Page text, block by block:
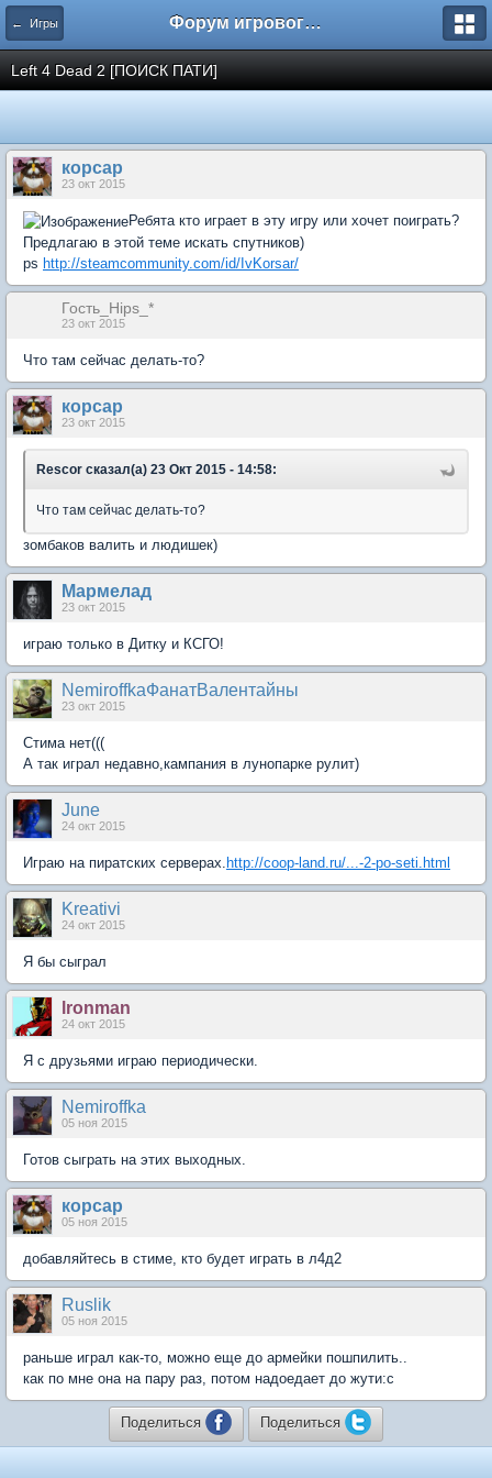
← Игры Форум игрового проекта Riverrise
Left 4 Dead 2 [ПОИСК ПАТИ]
корсар
23 окт 2015
Ребята кто играет в эту игру или хочет поиграть?
Предлагаю в этой теме искать спутников)
ps http://steamcommunity.com/id/IvKorsar/
Гость_Hips_*
23 окт 2015
Что там сейчас делать-то?
корсар
23 окт 2015
Rescоr сказал(а) 23 Окт 2015 - 14:58:
Что там сейчас делать-то?
зомбаков валить и людишек)
Мармелад
23 окт 2015
играю только в Дитку и КСГО!
NemiroffkaФанатВалентайны
23 окт 2015
Стима нет(((
А так играл недавно,кампания в лунопарке рулит)
June
24 окт 2015
Играю на пиратских серверах. http://coop-land.ru/...-2-po-seti.html
Kreativi
24 окт 2015
Я бы сыграл
lronman
24 окт 2015
Я с друзьями играю периодически.
Nеmiroffkа
05 ноя 2015
Готов сыграть на этих выходных.
корсар
05 ноя 2015
добавляйтесь в стиме, кто будет играть в л4д2
Ruslik
05 ноя 2015
раньше играл как-то, можно еще до армейки пошпилить..
как по мне она на пару раз, потом надоедает до жути:c
Поделиться Поделиться